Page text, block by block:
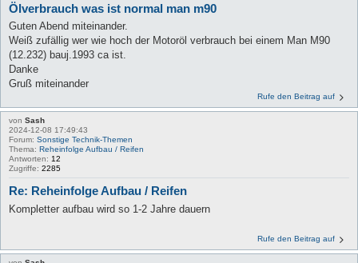
Ölverbrauch was ist normal man m90
Guten Abend miteinander.
Weiß zufällig wer wie hoch der Motoröl verbrauch bei einem Man M90
(12.232) bauj.1993 ca ist.
Danke
Gruß miteinander
Rufe den Beitrag auf
von Sash
2024-12-08 17:49:43
Forum: Sonstige Technik-Themen
Thema: Reheinfolge Aufbau / Reifen
Antworten: 12
Zugriffe: 2285
Re: Reheinfolge Aufbau / Reifen
Kompletter aufbau wird so 1-2 Jahre dauern
Rufe den Beitrag auf